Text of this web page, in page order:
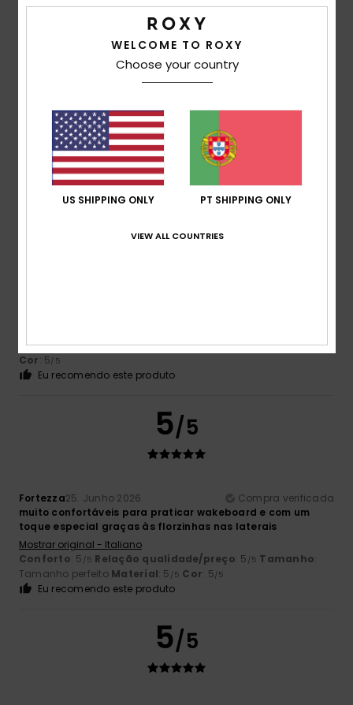
Compra verificada
Conforto: 5/5 Relação qualidade/preço
Tamanho perfeitoMaterial: 5 : 5/5
Eu recomendo este produto
5
Conforto: 5/5 Relação qualidade/preço: 4/5 Material: 5/5
Cor: 5/5
Eu recomendo este produto
5/5
Fortezza25. Junho 2026
Compra verificada
muito confortáveis para praticar wakeboard e com um
toque especial graças às florzinhas nas laterais
Mostrar original - Italiano
Conforto: 5 /5 Relação qualidade/preço: 5 /5 Tamanho:
Tamanho perfeito Material: 5 /5 Cor: 5/5
Eu recomendo este produto
5/5
WELCOME TO ROXY
Choose your country
US SHIPPING ONLY PT SHIPPING ONLY
VIEW ALL COUNTRIES